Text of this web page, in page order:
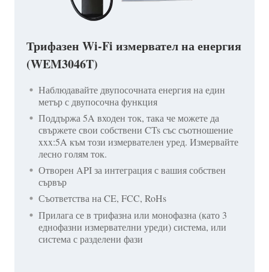
Трифазен Wi-Fi измервател на енергия
(WEM3046T)
Наблюдавайте двупосочната енергия на един
метър с двупосочна функция
Поддържа 5A входен ток, така че можете да
свържете свои собствени CTs със съотношение
xxx:5A към този измервателен уред. Измервайте
лесно голям ток.
Отворен API за интеграция с вашия собствен
сървър
Съответства на CE, FCC, RoHs
Прилага се в трифазна или монофазна (като 3
еднофазни измервателни уреди) система, или
система с разделени фази